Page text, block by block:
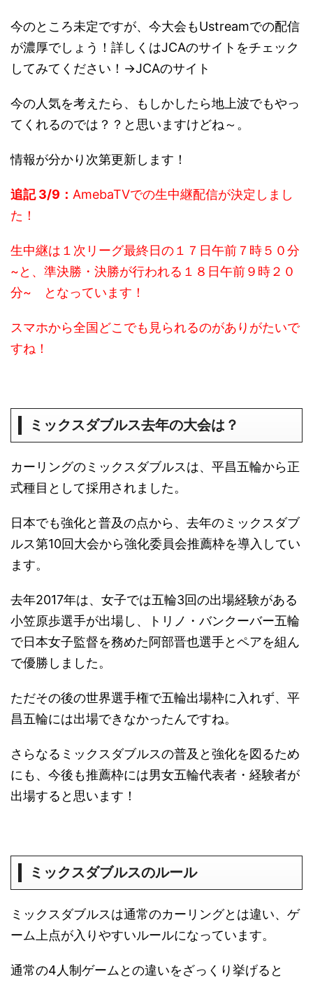
今のところ未定ですが、今大会もUstreamでの配信
が濃厚でしょう！詳しくはJCAのサイトをチェック
してみてください！→JCAのサイト
今の人気を考えたら、もしかしたら地上波でもやっ
てくれるのでは？？と思いますけどね～。
情報が分かり次第更新します！
追記 3/9： AmebaTVでの生中継配信が決定しまし
た！
生中継は１次リーグ最終日の１７日午前７時５０分
~と、準決勝・決勝が行われる１８日午前９時２０
分~ となっています！
スマホから全国どこでも見られるのがありがたいで
すね！
ミックスダブルス去年の大会は？
カーリングのミックスダブルスは、平昌五輪から正
式種目として採用されました。
日本でも強化と普及の点から、去年のミックスダブ
ルス第10回大会から強化委員会推薦枠を導入してい
ます。
去年2017年は、女子では五輪3回の出場経験がある
小笠原歩選手が出場し、トリノ・バンクーバー五輪
で日本女子監督を務めた阿部晋也選手とペアを組ん
で優勝しました。
ただその後の世界選手権で五輪出場枠に入れず、平
昌五輪には出場できなかったんですね。
さらなるミックスダブルスの普及と強化を図るため
にも、今後も推薦枠には男女五輪代表者・経験者が
出場すると思います！
ミックスダブルスのルール
ミックスダブルスは通常のカーリングとは違い、ゲ
ーム上点が入りやすいルールになっています。
通常の4人制ゲームとの違いをざっくり挙げると